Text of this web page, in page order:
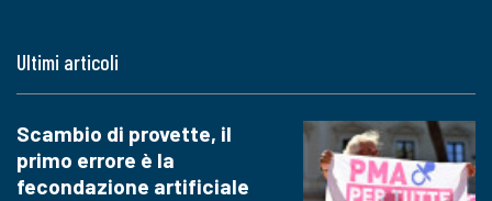
Ultimi articoli
Scambio di provette, il
primo errore è la
fecondazione artificiale